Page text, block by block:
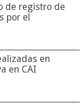
de registro de
por el
en
en CAI